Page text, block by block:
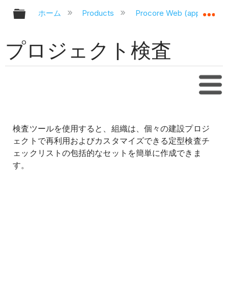
グローバル階層を展開/折りたたむ
ホーム Products Procore Web
プロジェクト検査
目次
検査ツールを使用すると、組織は、個々の建設プロジ
ェクトで再利用およびカスタマイズできる定型検査チ
ェックリストの包括的なセットを簡単に作成できま
す。